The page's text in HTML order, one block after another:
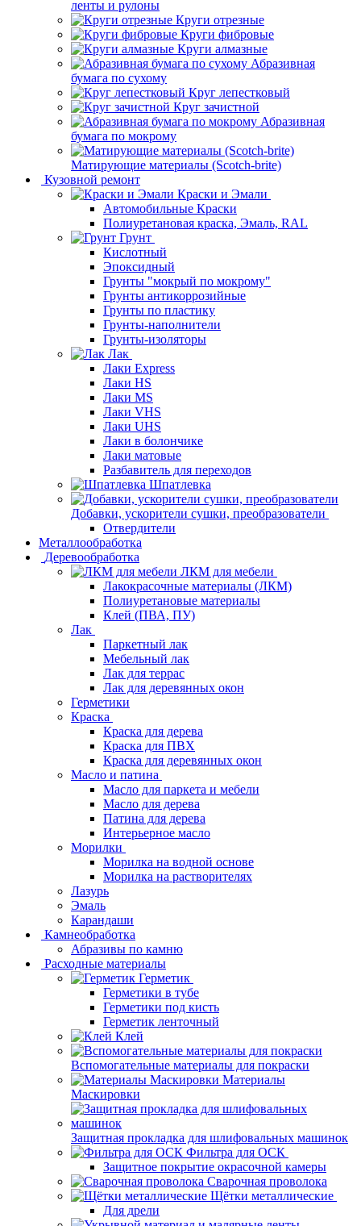
ленты и рулоны
Круги отрезные
Круги фибровые
Круги алмазные
Абразивная
бумага по сухому
Круг лепестковый
Круг зачистной
Абразивная
бумага по мокрому
Матирующие материалы (Scotch-brite)
Кузовной ремонт
Краски и Эмали
Автомобильные Краски
Полиуретановая краска, Эмаль, RAL
Грунт
Кислотный
Эпоксидный
Грунты "мокрый по мокрому"
Грунты антикоррозийные
Грунты по пластику
Грунты-наполнители
Грунты-изоляторы
Лак
Лаки Express
Лаки HS
Лаки MS
Лаки VHS
Лаки UHS
Лаки в болончике
Лаки матовые
Разбавитель для переходов
Шпатлевка
Добавки, ускорители сушки, преобразователи
Отвердители
Металлообработка
Деревообработка
ЛКМ для мебели
Лакокрасочные материалы (ЛКМ)
Полиуретановые материалы
Клей (ПВА, ПУ)
Лак
Паркетный лак
Мебельный лак
Лак для террас
Лак для деревянных окон
Герметики
Краска
Краска для дерева
Краска для ПВХ
Краска для деревянных окон
Масло и патина
Масло для паркета и мебели
Масло для дерева
Патина для дерева
Интерьерное масло
Морилки
Морилка на водной основе
Морилка на растворителях
Лазурь
Эмаль
Карандаши
Камнеобработка
Абразивы по камню
Расходные материалы
Герметик
Герметики в тубе
Герметики под кисть
Герметик ленточный
Клей
Вспомогательные материалы для покраски
Материалы
Маскировки
Защитная прокладка для шлифовальных машинок
Фильтра для ОСК
Защитное покрытие окрасочной камеры
Сварочная проволока
Щётки металлические
Для дрели